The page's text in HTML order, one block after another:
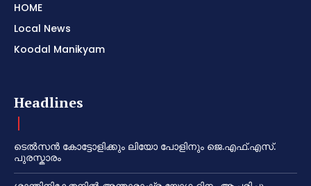
HOME
Local News
Koodal Manikyam
Headlines
ടെൽസൻ കോട്ടോളിക്കും ലിയോ പോളിനും ജെ.എഫ്.എസ്.
പുരസ്കാരം